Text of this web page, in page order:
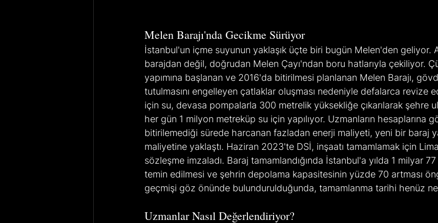
Melen Barajı'nda Gecikme Sürüyor
İstanbul'un içme suyunun yaklaşık üçte biri bugün Melen'den geliyor.
barajdan değil, doğrudan Melen Çayı'ndan boru hatlarıyla çekiliyor.
yapımına başlanan ve 2016'da bitirilmesi planlanan Melen Barajı,
tutulmasını engelleyen çatlaklar oluşması nedeniyle defalarca revize
için su, devasa pompalarla 300 metrelik yüksekliğe çıkarılarak şehre
her gün 1 milyon metreküp su için yapılıyor. Uzmanların hesaplarına
bitirilemediği sürede harcanan fazladan enerji maliyeti, yeni bir baraj
maliyetine yaklaştı. Haziran 2023'te DSİ, inşaatı tamamlamak için
sözleşme imzaladı. Baraj tamamlandığında İstanbul'a yılda 1 milyar
temin edilmesi ve şehrin depolama kapasitesinin yüzde 70 artması
geçmişi göz önünde bulundurulduğunda, tamamlanma tarihi henüz
Uzmanlar Nasıl Değerlendiriyor?